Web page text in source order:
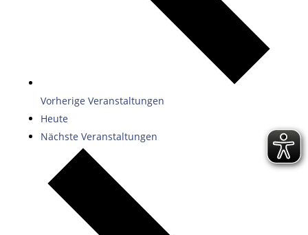
Vorherige Veranstaltungen
Heute
Nächste Veranstaltungen